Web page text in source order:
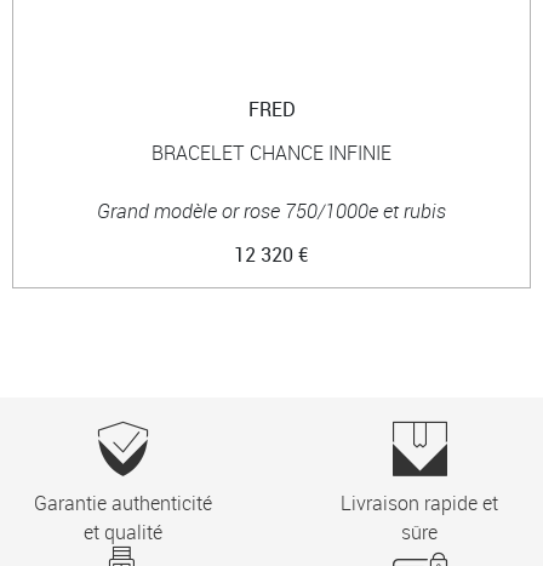
FRED
BRACELET CHANCE INFINIE
Grand modèle or rose 750/1000e et rubis
12 320 €
Garantie authenticité
et qualité
Livraison rapide et
sûre